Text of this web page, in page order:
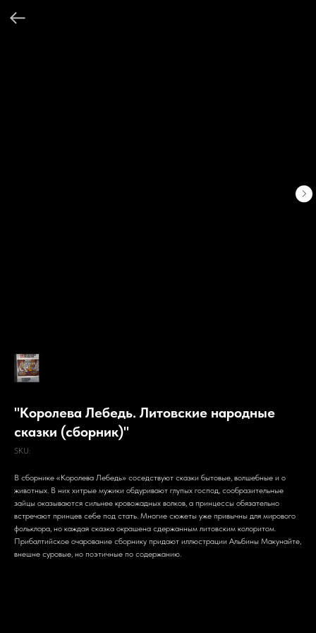
"Королева Лебедь. Литовские народные
сказки (сборник)"
SKU:
В сборнике «Королева Лебедь» соседствуют сказки бытовые, волшебные и о
животных. В них хитрые мужики обдуривают глупых господ, сообразительные
зайцы оказываются сильнее кровожадных волков, а принцессы обязательно
встречают принцев себе под стать. Многие сюжеты уже привычны для мирового
фольклора, но каждая сказка окрашена сдержанным литовским колоритом.
Прибалтийское очарование сборнику придают иллюстрации Альбины Макунайте,
внешне суровые, но поэтичные по содержанию.